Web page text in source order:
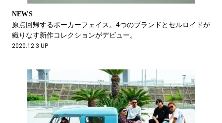
NEWS
原点回帰するポーカーフェイス。4つのブランドとセルロイドが
織りなす新作コレクションがデビュー。
2020.12.3 UP